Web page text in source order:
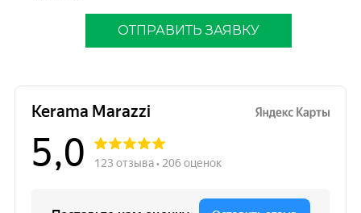
ОТПРАВИТЬ ЗАЯВКУ